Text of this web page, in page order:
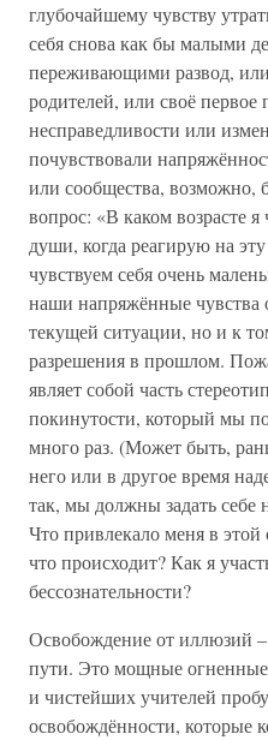
глубочайшему чувству
себя снова как бы малыми
переживающими развод,
родителей, или своё первое
несправедливости или
почувствовали
или сообщества, возможно,
вопрос: «В каком возрасте
души, когда реагирую на
чувствуем себя очень
наши напряжённые чувства
текущей ситуации, но и к
разрешения в прошлом.
являет собой часть
покинутости, который мы
много раз. (Может быть,
него или в другое время
так, мы должны задать себе
Что привлекало меня в
что происходит? Как я
бессознательности?
Освобождение от иллюзий –
пути. Это мощные
и чистейших учителей
освобождённости, которые